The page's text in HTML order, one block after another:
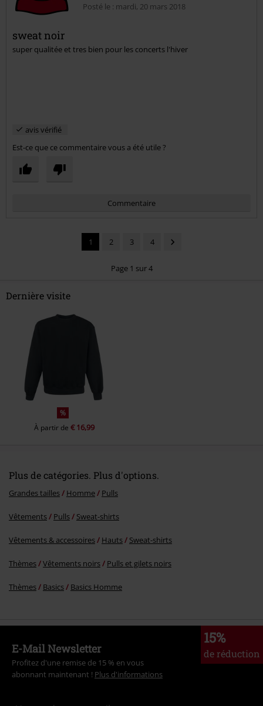
Envoyer le commentaire
Posté le : mardi, 20 mars 2018
sweat noir
super qualitée et tres bien pour les concerts l'hiver
avis vérifié
Est-ce que ce commentaire vous a été utile ?
Commentaire
Envoyer le commentaire
1 2 3 4
Page 1 sur 4
Dernière visite
%
À partir de € 16,99
Plus de catégories. Plus d'options.
Grandes tailles Homme Pulls
Vêtements Pulls Sweat-shirts
Vêtements & accessoires Hauts Sweat-shirts
Thèmes Vêtements noirs Pulls et gilets noirs
Thèmes Basics Basics Homme
15%
de réduction
E-Mail Newsletter
Profitez d'une remise de 15 % en vous
abonnant maintenant ! Plus d'informations